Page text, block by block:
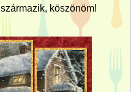
származik, köszönöm!